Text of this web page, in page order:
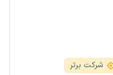
شرکت برتر